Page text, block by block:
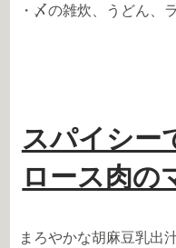
・〆の雑炊、うどん、
スパイシー
ロース肉の
まろやかな胡麻豆乳出